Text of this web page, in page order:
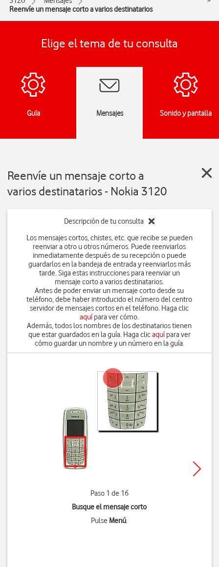
Reenvíe un mensaje corto a varios destinatarios
Elige el tema de tu consulta
Guía Mensajes Sonido y pantalla
Reenvíe un mensaje corto a
varios destinatarios - Nokia 3120
Descripción de tu consulta
Los mensajes cortos, chistes, etc. que recibe se pueden
reenviar a otro u otros números. Puede reenviarlos
inmediatamente después de su recepción o puede
guardarlos en la bandeja de entrada y reenviarlos más
tarde. Siga estas instrucciones para reenviar un
mensaje corto a varios destinatarios.
Antes de poder enviar un mensaje corto desde su
teléfono, debe haber introducido el número del centro
servidor de mensajes cortos en el teléfono. Haga clic
aquípara ver cómo.
Además, todos los nombres de los destinatarios tienen
que estar guardados en la guía. Haga clicaquípara ver
cómo guardar un nombre y un número en la guía.
Paso 1 de 16
Busque el mensaje corto
Pulse Menú.